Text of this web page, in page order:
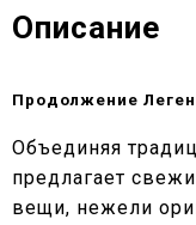
Описание
Продолжение
Объединяя
предлагает
вещи, нежели